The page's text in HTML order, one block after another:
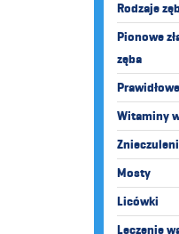
Rodzaje
Pionowe
zęba
Witaminy
Mosty
Licówki
Leczenie